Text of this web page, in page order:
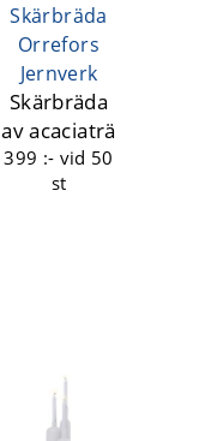
Skärbräda
Orrefors
Jernverk
Skärbräda
av acaciaträ
399 :- vid 50
st